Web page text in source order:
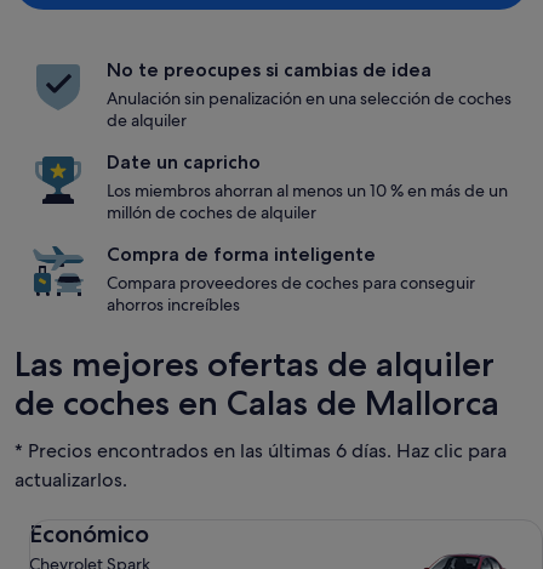
No te preocupes si cambias de idea
Anulación sin penalización en una selección de coches
de alquiler
Date un capricho
Los miembros ahorran al menos un 10 % en más de un
millón de coches de alquiler
Compra de forma inteligente
Compara proveedores de coches para conseguir
ahorros increíbles
Las mejores ofertas de alquiler
de coches en Calas de Mallorca
* Precios encontrados en las últimas 6 días. Haz clic para
actualizarlos.
Económico
Chevrolet Spark